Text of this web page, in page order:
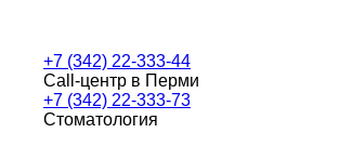
+7 (342) 22-333-44
Call-центр в Перми
+7 (342) 22-333-73
Стоматология